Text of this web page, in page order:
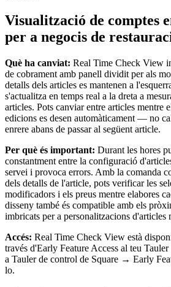
Visualització de comptes
per a negocis de
Què ha canviat: Real Time Check View
de cobrament amb panell dividit per als
detalls dels articles es mantenen a
s'actualitza en temps real a la dreta a
articles. Pots canviar entre articles mentre
edicions es desen automàticament — no
enrere abans de passar al següent article.
Per què és important: Durant les hores
constantment entre la configuració
servei i provoca errors. Amb la comanda
dels detalls de l'article, pots verificar les
modificadors i els preus mentre elabores
disseny també és compatible amb els
imbricats per a personalitzacions d'articles
Accés: Real Time Check View està
través d'Early Feature Access al teu
a Tauler de control de Square → Early
lo.